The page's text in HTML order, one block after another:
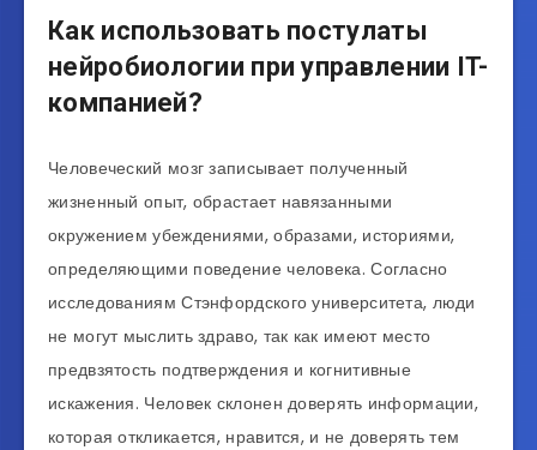
Как использовать постулаты
нейробиологии при управлении IT-
компанией?
Человеческий мозг записывает полученный
жизненный опыт, обрастает навязанными
окружением убеждениями, образами, историями,
определяющими поведение человека. Согласно
исследованиям Стэнфордского университета, люди
не могут мыслить здраво, так как имеют место
предвзятость подтверждения и когнитивные
искажения. Человек склонен доверять информации,
которая откликается, нравится, и не доверять тем